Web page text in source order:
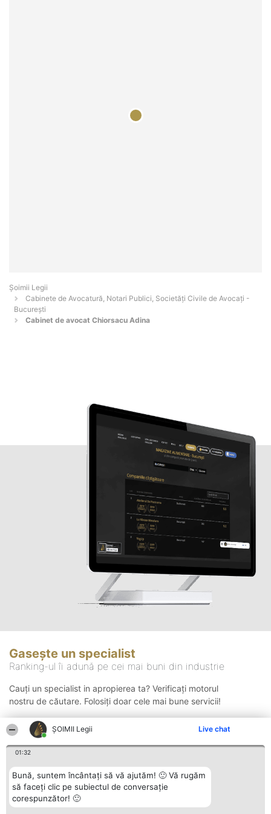
ȘOIMII Legii Live chat
01:32
Bună, suntem încântați să vă ajutăm! 🙂 Vă rugăm
să faceți clic pe subiectul de conversație
corespunzător! 🙂
Șoimii Legii
Cabinete de Avocatură, Notari Publici, Societăți Civile de Avocați -
Bucureşti
Cabinet de avocat Chiorsacu Adina
Gasește un specialist
Ranking-ul îi adună pe cei mai buni din industrie
Cauți un specialist in apropierea ta? Verificați motorul
nostru de căutare. Folosiți doar cele mai bune servicii!